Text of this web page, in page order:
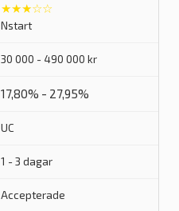
★★★☆☆
Nstart
30 000 - 490 000 kr
17,80% - 27,95%
UC
1 - 3 dagar
Accepterade